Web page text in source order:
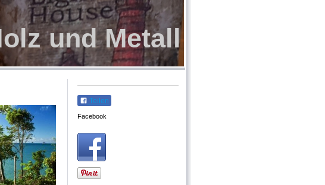
und Metall
Teilen
Facebook